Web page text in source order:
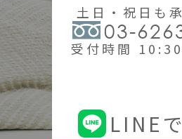
土日・祝日も
03-
受付時間
LINE